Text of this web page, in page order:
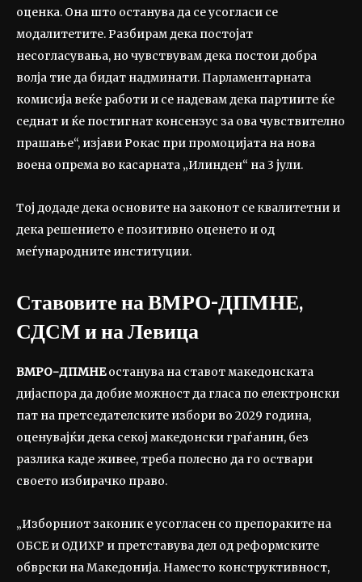
оценка. Она што останува да се усогласи се
модалитетите. Разбирам дека постојат
несогласувања, но чувствувам дека постои добра
волја тие да бидат надминати. Парламентарната
комисија веќе работи и се надевам дека партиите ќе
седнат и ќе постигнат консензус за ова чувствително
прашање“, изјави Рокас при промоцијата на нова
воена опрема во касарната „Илинден“ на 3 јули.
Тој додаде дека основите на законот се квалитетни и
дека решението е позитивно оценето и од
меѓународните институции.
Ставовите на ВМРО-ДПМНЕ,
СДСМ и на Левица
ВМРО-ДПМНЕостанува на ставот македонската
дијаспора да добие можност да гласа по електронски
пат на претседателските избори во 2029 година,
оценувајќи дека секој македонски граѓанин, без
разлика каде живее, треба полесно да го оствари
своето избирачко право.
„Изборниот законик е усогласен со препораките на
ОБСЕ и ОДИХР и претставува дел од реформските
обврски на Македонија. Наместо конструктивност,